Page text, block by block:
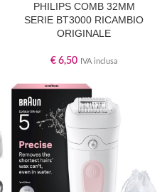
PHILIPS COMB 32MM
SERIE BT3000 RICAMBIO
ORIGINALE
€ 6,50 IVA inclusa